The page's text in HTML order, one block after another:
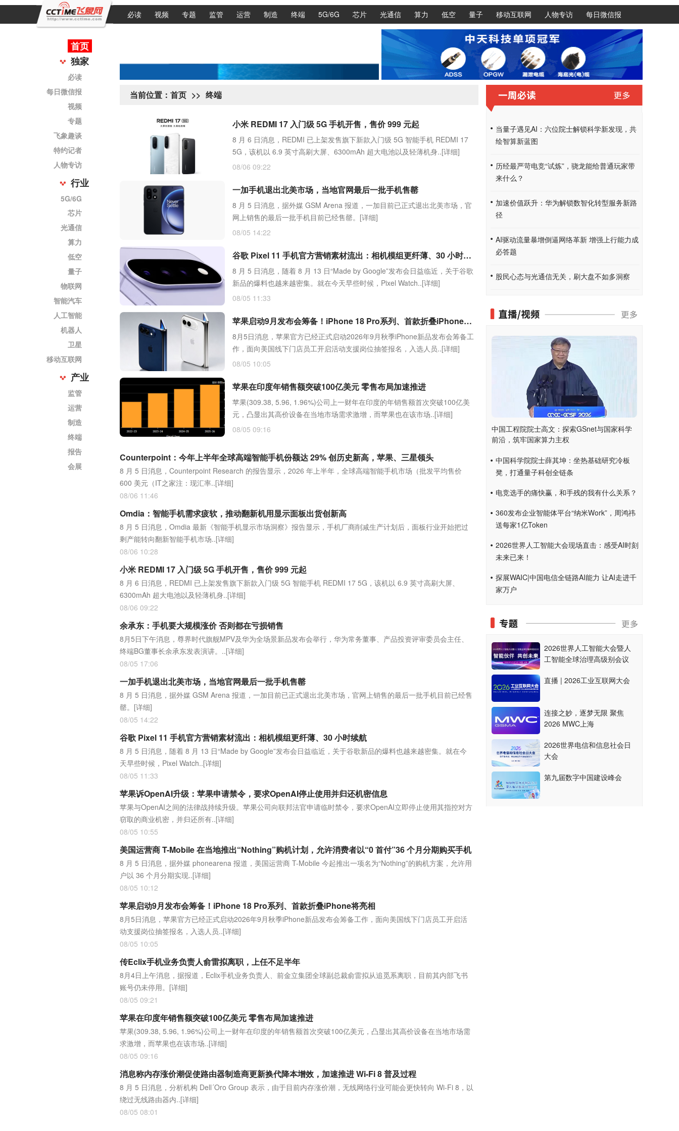
必读 视频 专题 监管 运营 制造 终端 5G/6G 芯片 光通信 算力 低空 量子 移动互联网 人物专访 每日微信报
首页
独家
必读
每日微信报
视频
专题
飞象趣谈
特约记者
人物专访
行业
5G/6G
芯片
光通信
算力
低空
量子
物联网
智能汽车
人工智能
机器人
卫星
移动互联网
产业
监管
运营
制造
终端
报告
会展
当前位置： 首页 >> 终端
小米 REDMI 17 入门级 5G 手机开售，售价 999 元起
8 月 6 日消息，REDMI 已上架发售旗下新款入门级 5G 智能手机 REDMI 17
5G，该机以 6.9 英寸高刷大屏、6300mAh 超大电池以及轻薄机身..[详细]
08/06 09:22
一加手机退出北美市场，当地官网最后一批手机售罄
8 月 5 日消息，据外媒 GSM Arena 报道，一加目前已正式退出北美市场，官
网上销售的最后一批手机目前已经售罄。 [详细]
08/05 14:22
谷歌 Pixel 11 手机官方营销素材流出：相机模组更纤薄、30 小时续航
8 月 5 日消息，随着 8 月 13 日“Made by Google”发布会日益临近，关于谷歌
新品的爆料也越来越密集。就在今天早些时候，Pixel Watch..[详细]
08/05 11:33
苹果启动9月发布会筹备！iPhone 18 Pro系列、首款折叠iPhone将亮相
8月5日消息，苹果官方已经正式启动2026年9月秋季iPhone新品发布会筹备工
作，面向美国线下门店员工开启活动支援岗位抽签报名，入选人员..[详细]
08/05 10:05
苹果在印度年销售额突破100亿美元 零售布局加速推进
苹果(309.38, 5.96, 1.96%)公司上一财年在印度的年销售额首次突破100亿美
元，凸显出其高价设备在当地市场需求激增，而苹果也在该市场..[详细]
08/05 09:16
Counterpoint：今年上半年全球高端智能手机份额达 29% 创历史新高，苹果、三星领头
8 月 5 日消息，Counterpoint Research 的报告显示，2026 年上半年，全球高端智能手机市场（批发平均售价
600 美元（IT之家注：现汇率..[详细]
08/06 11:46
Omdia：智能手机需求疲软，推动翻新机用显示面板出货创新高
8 月 5 日消息，Omdia 最新《智能手机显示市场洞察》报告显示，手机厂商削减生产计划后，面板行业开始把过
剩产能转向翻新智能手机市场..[详细]
08/06 10:28
小米 REDMI 17 入门级 5G 手机开售，售价 999 元起
8 月 6 日消息，REDMI 已上架发售旗下新款入门级 5G 智能手机 REDMI 17 5G，该机以 6.9 英寸高刷大屏、
6300mAh 超大电池以及轻薄机身..[详细]
08/06 09:22
余承东：手机要大规模涨价 否则都在亏损销售
8月5日下午消息，尊界时代旗舰MPV及华为全场景新品发布会举行，华为常务董事、产品投资评审委员会主任、
终端BG董事长余承东发表演讲。..[详细]
08/05 17:06
一加手机退出北美市场，当地官网最后一批手机售罄
8 月 5 日消息，据外媒 GSM Arena 报道，一加目前已正式退出北美市场，官网上销售的最后一批手机目前已经售
罄。 [详细]
08/05 14:22
谷歌 Pixel 11 手机官方营销素材流出：相机模组更纤薄、30 小时续航
8 月 5 日消息，随着 8 月 13 日“Made by Google”发布会日益临近，关于谷歌新品的爆料也越来越密集。就在今
天早些时候，Pixel Watch..[详细]
08/05 11:33
苹果诉OpenAI升级：苹果申请禁令，要求OpenAI停止使用并归还机密信息
苹果与OpenAI之间的法律战持续升级。苹果公司向联邦法官申请临时禁令，要求OpenAI立即停止使用其指控对方
窃取的商业机密，并归还所有..[详细]
08/05 10:55
美国运营商 T-Mobile 在当地推出“Nothing”购机计划，允许消费者以“0 首付”36 个月分期购买手机
8 月 5 日消息，据外媒 phonearena 报道，美国运营商 T-Mobile 今起推出一项名为“Nothing”的购机方案，允许用
户以 36 个月分期实现..[详细]
08/05 10:12
苹果启动9月发布会筹备！iPhone 18 Pro系列、首款折叠iPhone将亮相
8月5日消息，苹果官方已经正式启动2026年9月秋季iPhone新品发布会筹备工作，面向美国线下门店员工开启活
动支援岗位抽签报名，入选人员..[详细]
08/05 10:05
传Eclix手机业务负责人俞雷拟离职，上任不足半年
8月4日上午消息，据报道，Eclix手机业务负责人、前金立集团全球副总裁俞雷拟从追觅系离职，目前其内部飞书
账号仍未停用。 [详细]
08/05 09:21
苹果在印度年销售额突破100亿美元 零售布局加速推进
苹果(309.38, 5.96, 1.96%)公司上一财年在印度的年销售额首次突破100亿美元，凸显出其高价设备在当地市场需
求激增，而苹果也在该市场..[详细]
08/05 09:16
消息称内存涨价潮促使路由器制造商更新换代降本增效，加速推进 Wi-Fi 8 普及过程
8 月 5 日消息，分析机构 Dell´Oro Group 表示，由于目前内存涨价潮，无线网络行业可能会更快转向 Wi-Fi 8，以
绕过无线路由器内..[详细]
08/05 08:01
当量子遇见AI：六位院士解锁科学新发现，共
绘智算新蓝图
历经最严苛电竞“试炼”，骁龙能给普通玩家带
来什么？
加速价值跃升：华为解锁数智化转型服务新路
径
AI驱动流量暴增倒逼网络革新 增强上行能力成
必答题
股民心态与光通信无关，刷大盘不如多洞察
中国工程院院士高文：探索GSnet与国家科学
前沿，筑牢国家算力主权
中国科学院院士薛其坤：坐热基础研究冷板
凳，打通量子科创全链条
电竞选手的痛快赢，和手残的我有什么关系？
360发布企业智能体平台“纳米Work”，周鸿祎
送每家1亿Token
2026世界人工智能大会现场直击：感受AI时刻
未来已来！
探展WAIC|中国电信全链路AI能力 让AI走进千
家万户
2026世界人工智能大会暨人
工智能全球治理高级别会议
直播 | 2026工业互联网大会
连接之妙，逐梦无限 聚焦
2026 MWC上海
2026世界电信和信息社会日
大会
第九届数字中国建设峰会